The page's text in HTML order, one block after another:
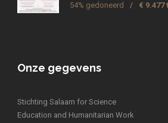
54% gedoneerd / € 9.477
Onze gegevens
Stichting Salaam for Science
Education and Humanitarian Work